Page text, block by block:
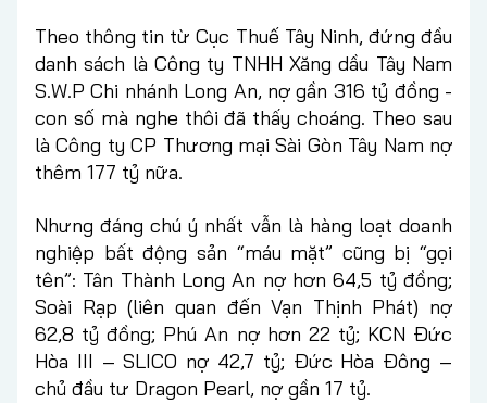
Theo thông tin từ Cục Thuế Tây Ninh, đứng đầu
danh sách là Công ty TNHH Xăng dầu Tây Nam
S.W.P Chi nhánh Long An, nợ gần 316 tỷ đồng -
con số mà nghe thôi đã thấy choáng. Theo sau
là Công ty CP Thương mại Sài Gòn Tây Nam nợ
thêm 177 tỷ nữa.
Nhưng đáng chú ý nhất vẫn là hàng loạt doanh
nghiệp bất động sản “máu mặt” cũng bị “gọi
tên”: Tân Thành Long An nợ hơn 64,5 tỷ đồng;
Soài Rạp (liên quan đến Vạn Thịnh Phát) nợ
62,8 tỷ đồng; Phú An nợ hơn 22 tỷ; KCN Đức
Hòa III – SLICO nợ 42,7 tỷ; Đức Hòa Đông –
chủ đầu tư Dragon Pearl, nợ gần 17 tỷ.